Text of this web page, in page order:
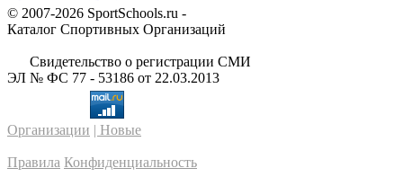
© 2007-2026 SportSchools.ru -
Каталог Спортивных Организаций
Свидетельство о регистрации СМИ
ЭЛ № ФС 77 - 53186 от 22.03.2013
Организации | Новые
Правила Конфиденциальность